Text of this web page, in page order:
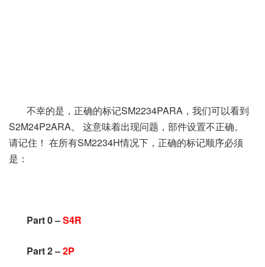
不幸的是，正确的标记SM2234PARA，我们可以看到
S2M24P2ARA。 这意味着出现问题，部件设置不正确。
请记住！ 在所有SM2234H情况下，正确的标记顺序必须
是：
Part 0 –S4R
Part 2 –2P